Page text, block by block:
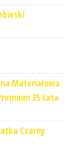
Materiałowa
35 Lata
Czarny